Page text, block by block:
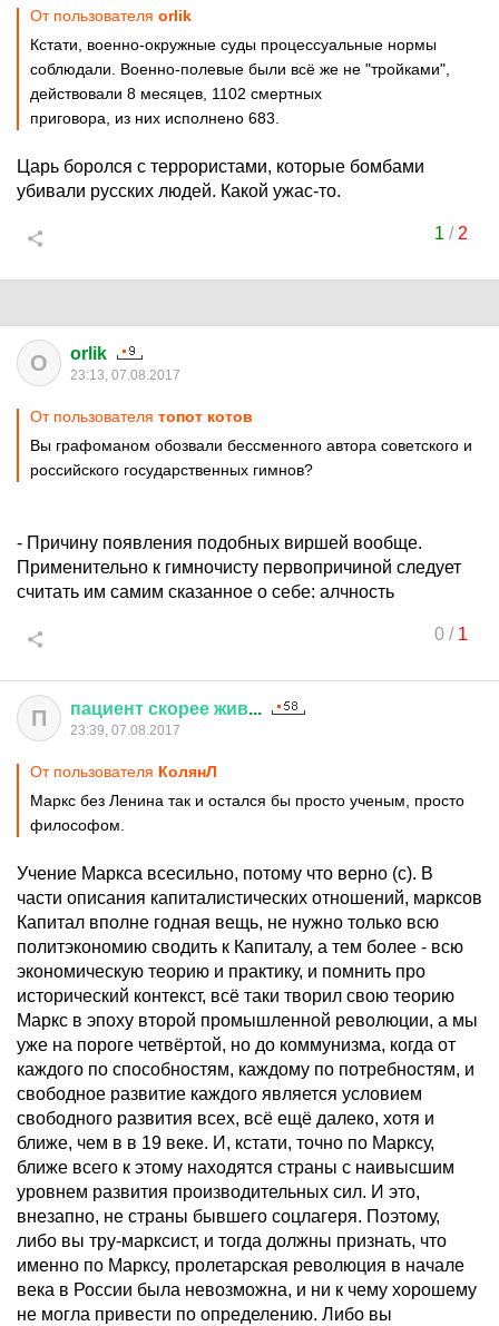
От пользователя orlik
Кстати, военно-окружные суды процессуальные нормы
соблюдали. Военно-полевые были всё же не "тройками",
действовали 8 месяцев, 1102 смертных
приговора, из них исполнено 683.
Царь боролся с террористами, которые бомбами
убивали русских людей. Какой ужас-то.
1 / 2
O orlik
23:13, 07.08.2017
От пользователя топот котов
Вы графоманом обозвали бессменного автора советского и
российского государственных гимнов?
- Причину появления подобных виршей вообще.
Применительно к гимночисту первопричиной следует
считать им самим сказанное о себе: алчность
0/ 1
П пациент скорее жив...
23:39, 07.08.2017
От пользователя КолянЛ
Маркс без Ленина так и остался бы просто ученым, просто
философом.
Учение Маркса всесильно, потому что верно (с). В
части описания капиталистических отношений, марксов
Капитал вполне годная вещь, не нужно только всю
политэкономию сводить к Капиталу, а тем более - всю
экономическую теорию и практику, и помнить про
исторический контекст, всё таки творил свою теорию
Маркс в эпоху второй промышленной революции, а мы
уже на пороге четвёртой, но до коммунизма, когда от
каждого по способностям, каждому по потребностям, и
свободное развитие каждого является условием
свободного развития всех, всё ещё далеко, хотя и
ближе, чем в в 19 веке. И, кстати, точно по Марксу,
ближе всего к этому находятся страны с наивысшим
уровнем развития производительных сил. И это,
внезапно, не страны бывшего соцлагеря. Поэтому,
либо вы тру-марксист, и тогда должны признать, что
именно по Марксу, пролетарская революция в начале
века в России была невозможна, и ни к чему хорошему
не могла привести по определению. Либо вы